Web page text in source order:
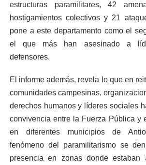
estructuras paramilitares, 42
hostigamientos colectivos y 21
pone a este departamento como el
el que más han asesinado a
defensores.
El informe además, revela lo que en
comunidades campesinas,
derechos humanos y líderes sociales
convivencia entre la Fuerza Pública y
en diferentes municipios de
fenómeno del paramilitarismo se
presencia en zonas donde estaban